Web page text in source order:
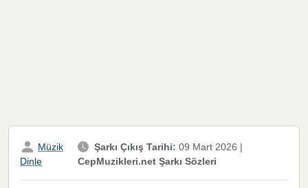
Müzik
Dinle
Şarkı Çıkış Tarihi: 09 Mart 2026 |
CepMuzikleri.net Şarkı Sözleri